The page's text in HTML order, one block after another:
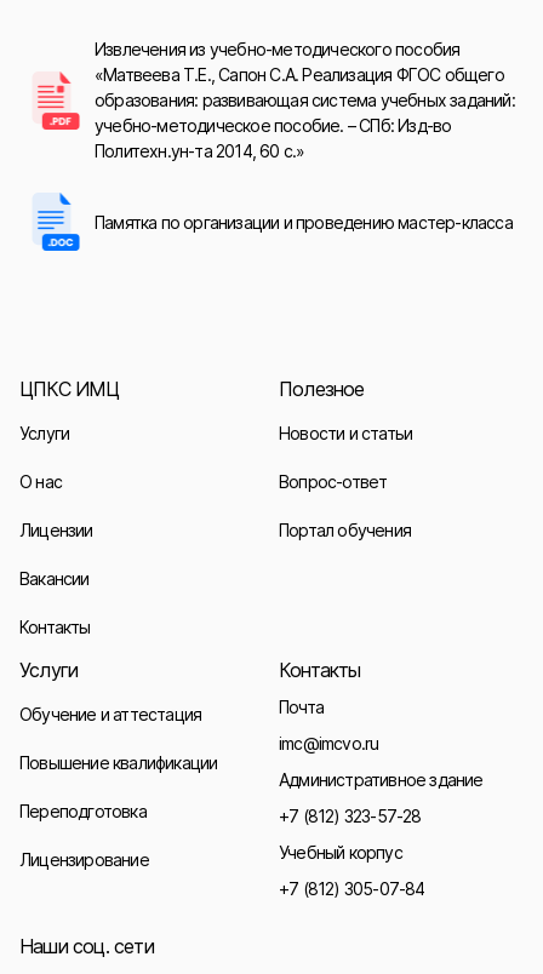
Извлечения из учебно-методического пособия
«Матвеева Т.Е., Сапон С.А. Реализация ФГОС общего
образования: развивающая система учебных заданий:
учебно-методическое пособие. – СПб: Изд-во
Политехн.ун-та 2014, 60 с.»
Памятка по организации и проведению мастер-класса
ЦПКС ИМЦ
Услуги
О нас
Лицензии
Вакансии
Контакты
Полезное
Новости и статьи
Вопрос-ответ
Портал обучения
Услуги
Обучение и аттестация
Повышение квалификации
Переподготовка
Лицензирование
Контакты
Почта
imc@imcvo.ru
Административное здание
+7 (812) 323-57-28
Учебный корпус
+7 (812) 305-07-84
Наши соц. сети